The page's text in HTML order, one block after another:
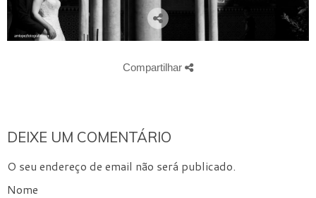
Compartilhar
DEIXE UM COMENTÁRIO
O seu endereço de email não será publicado.
Nome